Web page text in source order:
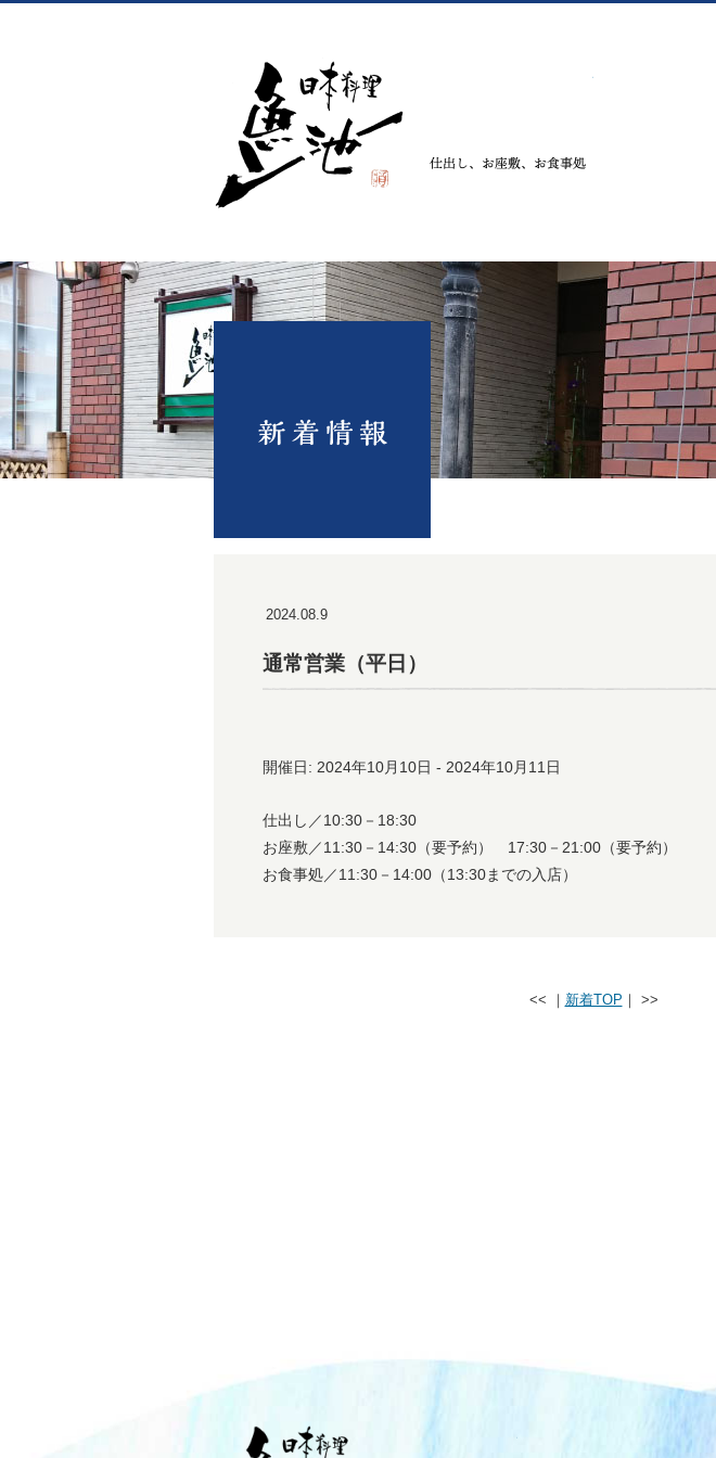
仕出
2024.08.9
通常営業（平日）
開催日: 2024年10月10日 - 2024年10月11日
仕出し／10:30－18:30
お座敷／11:30－14:30（要予約） 17:30－21:00（要予約）
お食事処／11:30－14:00（13:30までの入店）
<< ｜ 新着TOP ｜ >>
仕出し、お座